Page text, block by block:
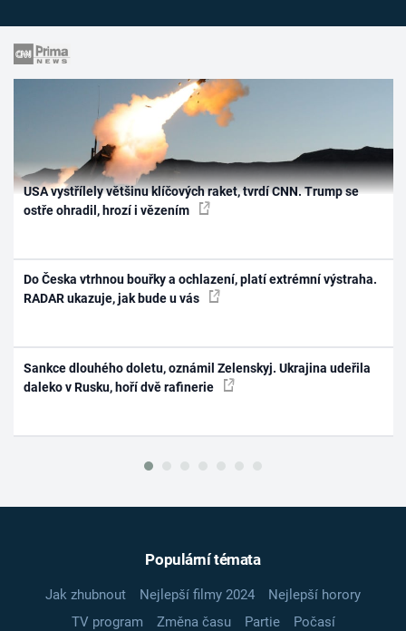
USA vystřílely většinu klíčových raket, tvrdí CNN. Trump se
ostře ohradil, hrozí i vězením
Do Česka vtrhnou bouřky a ochlazení, platí extrémní výstraha.
RADAR ukazuje, jak bude u vás
Sankce dlouhého doletu, oznámil Zelenskyj. Ukrajina udeřila
daleko v Rusku, hoří dvě rafinerie
Populární témata
Jak zhubnout Nejlepší filmy 2024
Nejlepší horory
TV program
Změna času Partie
Počasí